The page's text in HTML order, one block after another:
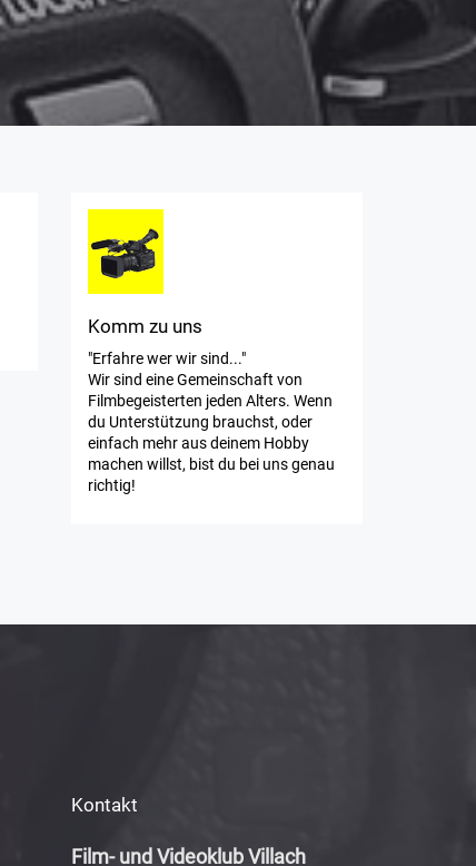
Komm zu uns
"Erfahre wer wir sind..."
Wir sind eine Gemeinschaft von
Filmbegeisterten jeden Alters. Wenn
du Unterstützung brauchst, oder
einfach mehr aus deinem Hobby
machen willst, bist du bei uns genau
richtig!
Kontakt
Film- und Videoklub Villach